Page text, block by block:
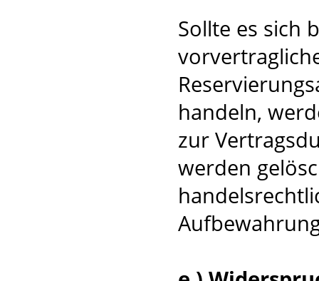
Sollte es sich
handeln,
zur
werden